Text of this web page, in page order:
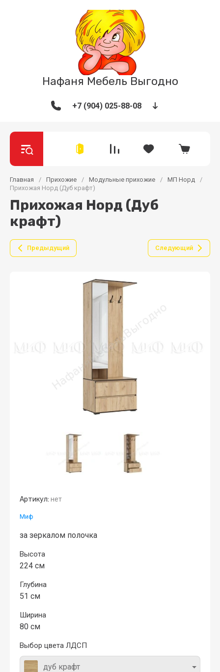
Нафаня Мебель Выгодно
+7 (904) 025-88-08
Главная / Прихожие / Модульные прихожие / МП Норд
/
Прихожая Норд (Дуб крафт)
Прихожая Норд (Дуб
крафт)
Предыдущий Следующий
Артикул: нет
Миф
за зеркалом полочка
Высота
224 см
Глубина
51 см
Ширина
80 см
Выбор цвета ЛДСП
дуб крафт